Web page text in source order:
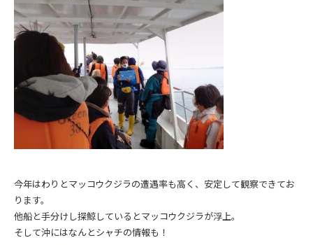
今年はわりとマッコウクジラの遭遇率も高く、安定して観察できてお
ります。
他船と手分けし探鯨しているとマッコウクジラが浮上。
そして沖にはなんとシャチの情報も！